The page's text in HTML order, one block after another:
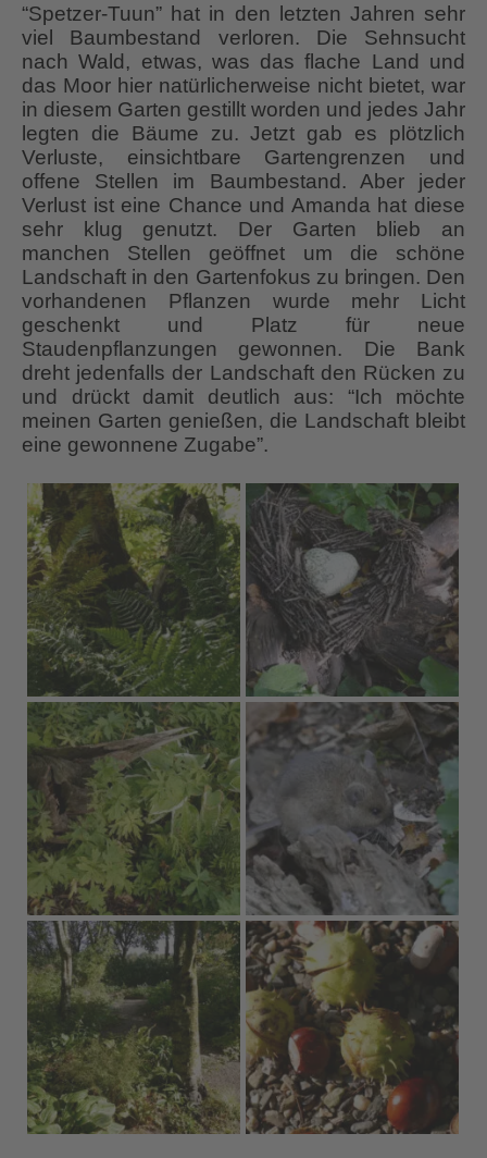
“Spetzer-Tuun” hat in den letzten Jahren sehr
viel Baumbestand verloren. Die Sehnsucht
nach Wald, etwas, was das flache Land und
das Moor hier natürlicherweise nicht bietet, war
in diesem Garten gestillt worden und jedes Jahr
legten die Bäume zu. Jetzt gab es plötzlich
Verluste, einsichtbare Gartengrenzen und
offene Stellen im Baumbestand. Aber jeder
Verlust ist eine Chance und Amanda hat diese
sehr klug genutzt. Der Garten blieb an
manchen Stellen geöffnet um die schöne
Landschaft in den Gartenfokus zu bringen. Den
vorhandenen Pflanzen wurde mehr Licht
geschenkt und Platz für neue
Staudenpflanzungen gewonnen. Die Bank
dreht jedenfalls der Landschaft den Rücken zu
und drückt damit deutlich aus: “Ich möchte
meinen Garten genießen, die Landschaft bleibt
eine gewonnene Zugabe”.